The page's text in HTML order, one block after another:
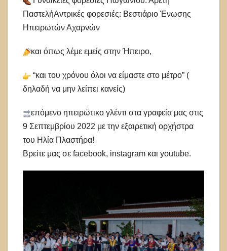
ΠαστελήΑντρικές φορεσιές: Βεστιάριο Ένωσης
Ηπειρωτών Αχαρνών
και όπως λέμε εμείς στην Ήπειρο,
“και του χρόνου όλοι να είμαστε στο μέτρο” (
δηλαδή να μην λείπει κανείς)
επόμενο ηπειρώτικο γλέντι στα γραφεία μας στις
9 Σεπτεμβρίου 2022 με την εξαιρετική ορχήστρα
του Ηλία Πλαστήρα!
Βρείτε μας σε facebook, instagram και youtube.